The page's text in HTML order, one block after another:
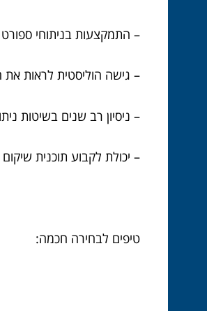
– התמקצעות בניתוחי ספורט
– גישה הוליסטית לראות
– ניסיון רב שנים בשיטות
– יכולת לקבוע תוכנית
טיפים לבחירה חכמה: